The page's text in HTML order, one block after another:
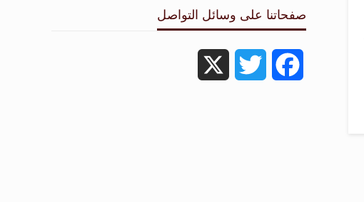
صفحاتنا على وسائل التواصل
Facebook
Twitter